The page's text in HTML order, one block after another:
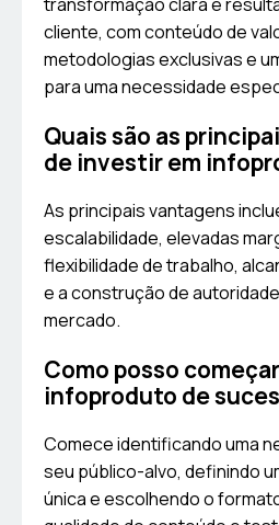
cliente, com conteúdo de
metodologias exclusivas e
para uma necessidade
Quais são as
de investir em
As principais vantagens
escalabilidade, elevadas
flexibilidade de trabalho,
e a construção de
mercado.
Como posso
infoproduto de
Comece identificando uma
seu público-alvo, definindo
única e escolhendo o